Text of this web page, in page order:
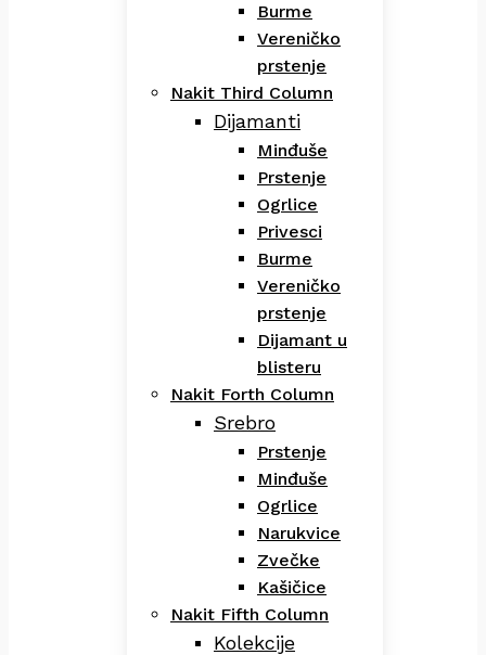
Burme
Vereničko
prstenje
Nakit Third Column
Dijamanti
Minđuše
Prstenje
Ogrlice
Privesci
Burme
Vereničko
prstenje
Dijamant u
blisteru
Nakit Forth Column
Srebro
Prstenje
Minđuše
Ogrlice
Narukvice
Zvečke
Kašičice
Nakit Fifth Column
Kolekcije